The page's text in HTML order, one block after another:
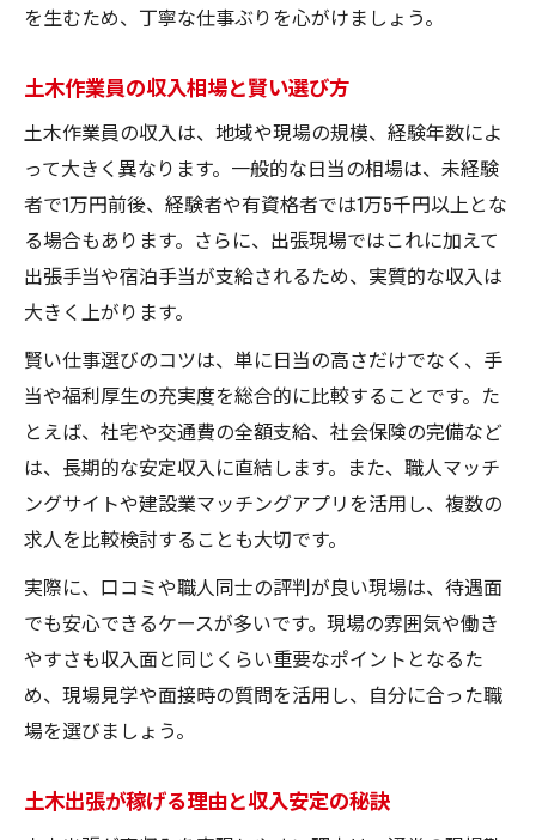
を生むため、丁寧な仕事ぶりを心がけましょう。
土木作業員の収入相場と賢い選び方
土木作業員の収入は、地域や現場の規模、経験年数によ
って大きく異なります。一般的な日当の相場は、未経験
者で1万円前後、経験者や有資格者では1万5千円以上とな
る場合もあります。さらに、出張現場ではこれに加えて
出張手当や宿泊手当が支給されるため、実質的な収入は
大きく上がります。
賢い仕事選びのコツは、単に日当の高さだけでなく、手
当や福利厚生の充実度を総合的に比較することです。た
とえば、社宅や交通費の全額支給、社会保険の完備など
は、長期的な安定収入に直結します。また、職人マッチ
ングサイトや建設業マッチングアプリを活用し、複数の
求人を比較検討することも大切です。
実際に、口コミや職人同士の評判が良い現場は、待遇面
でも安心できるケースが多いです。現場の雰囲気や働き
やすさも収入面と同じくらい重要なポイントとなるた
め、現場見学や面接時の質問を活用し、自分に合った職
場を選びましょう。
土木出張が稼げる理由と収入安定の秘訣